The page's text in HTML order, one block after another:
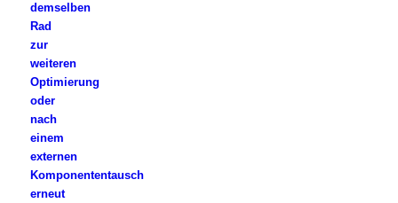
demselben
Rad
zur
weiteren
Optimierung
oder
nach
einem
externen
Komponententausch
erneut